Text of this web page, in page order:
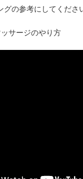
グの参考にしてくださ
サージのやり方